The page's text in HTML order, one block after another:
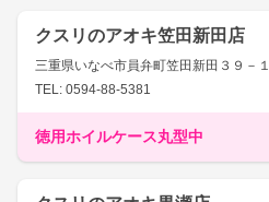
クスリのアオキ笠田新田店
三重県いなべ市員弁町笠田新田３９－１
TEL: 0594-88-5381
徳用ホイルケース丸型中